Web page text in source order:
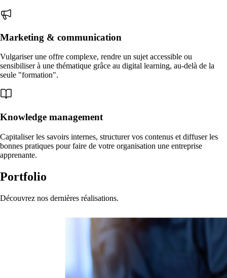
Marketing & communication
Vulgariser une offre complexe, rendre un sujet accessible ou
sensibiliser à une thématique grâce au digital learning, au-delà de la
seule "formation".
Knowledge management
Capitaliser les savoirs internes, structurer vos contenus et diffuser les
bonnes pratiques pour faire de votre organisation une entreprise
apprenante.
Portfolio
Découvrez nos dernières réalisations.